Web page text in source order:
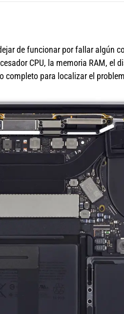
de funcionar por fallar algún
CPU, la memoria RAM, el
para localizar el